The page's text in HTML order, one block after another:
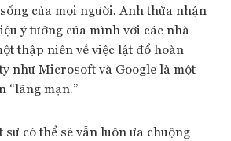
của mọi người. Anh thừa nhận
ý tưởng của mình với các nhà
thập niên về việc lật đổ hoàn
như Microsoft và Google là một
“lãng mạn.”
sư có thể sẽ vẫn luôn ưa chuộng